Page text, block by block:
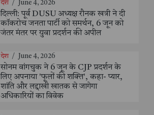
देश / June 4, 2026
दिल्ली: पूर्व DUSU अध्यक्ष रौनक खत्री ने दी
कॉकरोच जनता पार्टी को समर्थन, 6 जून को
जंतर मंतर पर युवा प्रदर्शन की अपील
देश / June 4, 2026
सोनम वांगचुक ने 6 जून के CJP प्रदर्शन के
लिए अपनाया 'फूलों की शक्ति', कहा- प्यार,
शांति और लद्दाखी खातक से जागेगा
अधिकारियों का विवेक